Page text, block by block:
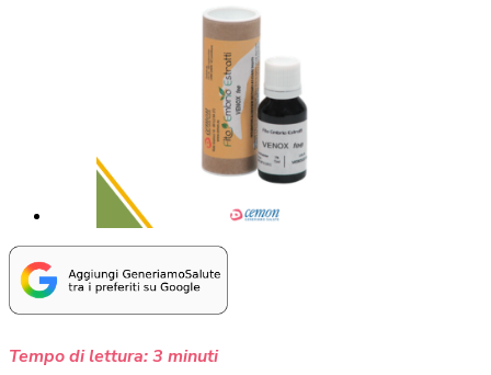
Tempo di lettura:3 minuti